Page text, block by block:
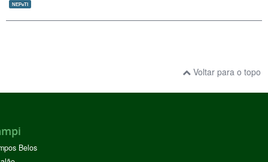
NEPeTI
Voltar para o topo
Belos